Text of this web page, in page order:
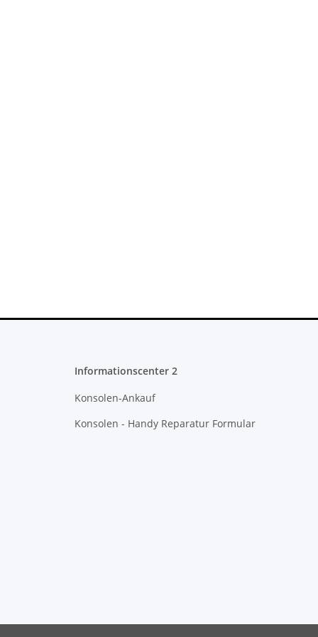
Informationscenter 2
Konsolen-Ankauf
Konsolen - Handy Reparatur Formular